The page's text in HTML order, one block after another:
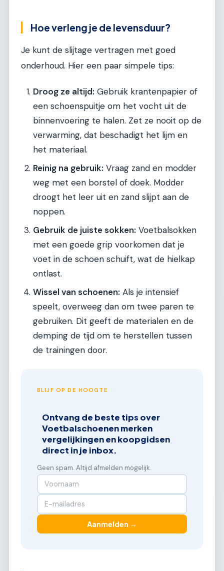
Hoe verleng je de levensduur?
Je kunt de slijtage vertragen met goed
onderhoud. Hier een paar simpele tips:
Droog ze altijd: Gebruik krantenpapier of
een schoenspuitje om het vocht uit de
binnenvoering te halen. Zet ze nooit op de
verwarming, dat beschadigt het lijm en
het materiaal.
Reinig na gebruik: Vraag zand en modder
weg met een borstel of doek. Modder
droogt het leer uit en zand slijpt aan de
noppen.
Gebruik de juiste sokken: Voetbalsokken
met een goede grip voorkomen dat je
voet in de schoen schuift, wat de hielkap
ontlast.
Wissel van schoenen: Als je intensief
speelt, overweeg dan om twee paren te
gebruiken. Dit geeft de materialen en de
demping de tijd om te herstellen tussen
de trainingen door.
BLIJF OP DE HOOGTE
Ontvang de beste tips over
Voetbalschoenen merken
vergelijkingen en koopgidsen
direct in je inbox.
Geen spam. Altijd afmelden mogelijk.
Aanmelden →